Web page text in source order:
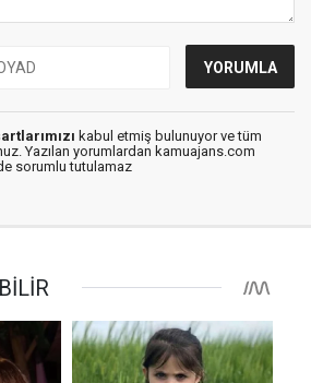
kabul etmiş bulunuyor ve tüm
Yazılan yorumlardan kamuajans.com
sorumlu tutulamaz